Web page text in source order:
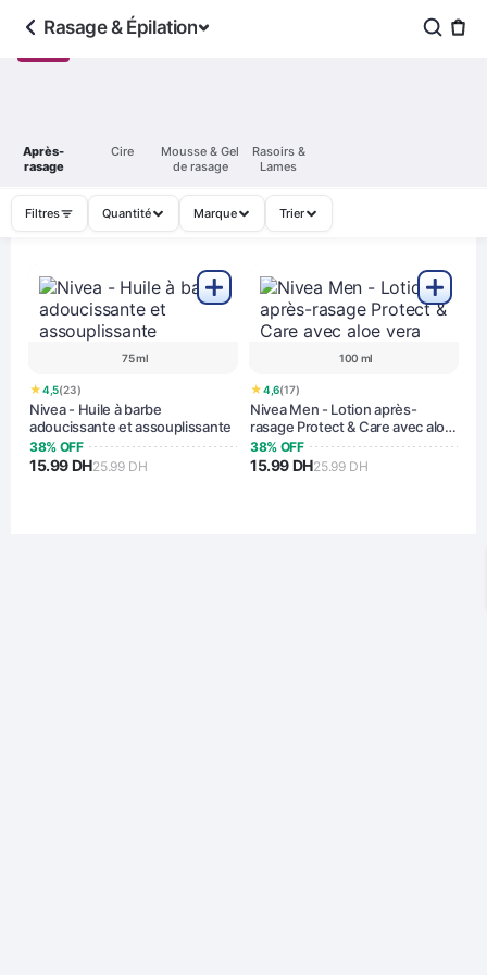
Rasage & Épilation
Après-
rasage
Cire
Mousse & Gel
de rasage
Rasoirs &
Lames
Filtres Quantité Marque Trier
75 ml
★4,5(23)
Nivea - Huile à barbe
adoucissante et assouplissante
38% OFF
15.99 DH25.99 DH
100 ml
★4,6(17)
Nivea Men - Lotion après-
rasage Protect & Care avec aloe
vera
38% OFF
15.99 DH25.99 DH